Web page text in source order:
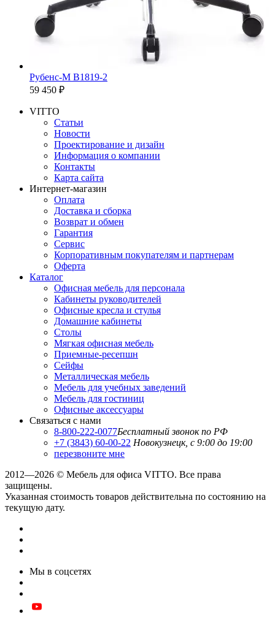
Рубенс-M B1819-2
59 450 ₽
VITTO
Статьи
Новости
Проектирование и дизайн
Информация о компании
Контакты
Карта сайта
Интернет-магазин
Оплата
Доставка и сборка
Возврат и обмен
Гарантия
Сервис
Корпоративным покупателям и партнерам
Оферта
Каталог
Офисная мебель для персонала
Кабинеты руководителей
Офисные кресла и стулья
Домашние кабинеты
Столы
Мягкая офисная мебель
Приемные-ресепшн
Сейфы
Металлическая мебель
Мебель для учебных заведений
Мебель для гостиниц
Офисные аксессуары
Связаться с нами
8-800-222-0077Бесплатный звонок по РФ
+7 (3843) 60-00-22 Новокузнецк, с 9:00 до 19:00
перезвоните мне
2012—2026 © Мебель для офиса VITTO. Все права
защищены.
Указанная стоимость товаров действительна по состоянию на
текущую дату.
Мы в соцсетях